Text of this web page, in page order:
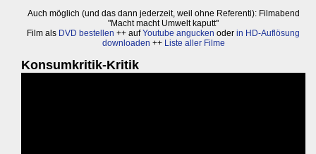
Auch möglich (und das dann jederzeit, weil ohne Referenti): Filmabend
"Macht macht Umwelt kaputt"
Film als DVD bestellen ++ aufYoutube angucken oderin HD-Auflösung
downloaden ++ Liste aller Filme
Konsumkritik-Kritik